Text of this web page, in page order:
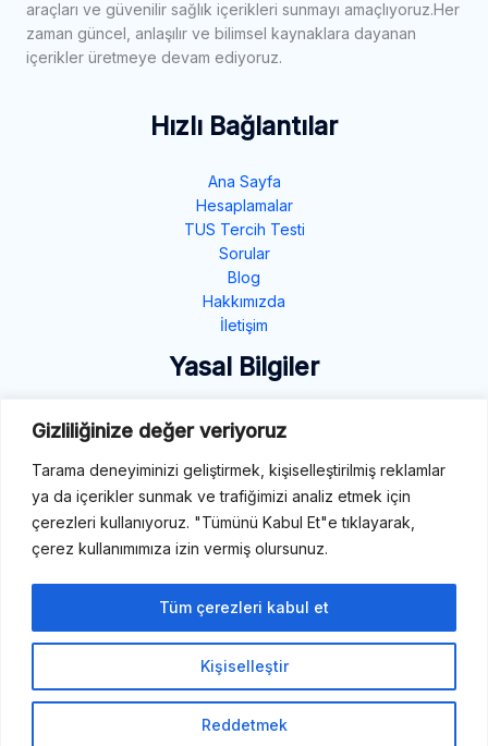
Gizliliğinize değer veriyoruz
Tarama deneyiminizi geliştirmek, kişiselleştirilmiş reklamlar
ya da içerikler sunmak ve trafiğimizi analiz etmek için
çerezleri kullanıyoruz. "Tümünü Kabul Et"e tıklayarak,
çerez kullanımımıza izin vermiş olursunuz.
Kişiselleştir
Reddetmek
Tüm çerezleri kabul et
araçları ve güvenilir sağlık içerikleri sunmayı amaçlıyoruz.Her
zaman güncel, anlaşılır ve bilimsel kaynaklara dayanan
içerikler üretmeye devam ediyoruz.
Hızlı Bağlantılar
Ana Sayfa
Hesaplamalar
TUS Tercih Testi
Sorular
Blog
Hakkımızda
İletişim
Yasal Bilgiler
Gizlilik Politikası
Çerez Politikası
Şartlar ve Koşullar
İletişim
E-Mail: destek@tibbiterimler.com
LinkedIn
Telif Hakkı © 2026 Tıbbi Terimler